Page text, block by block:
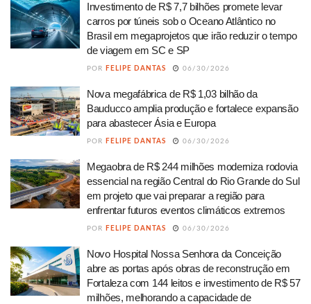
Investimento de R$ 7,7 bilhões promete levar
carros por túneis sob o Oceano Atlântico no
Brasil em megaprojetos que irão reduzir o tempo
de viagem em SC e SP
POR FELIPE DANTAS 06/30/2026
Nova megafábrica de R$ 1,03 bilhão da
Bauducco amplia produção e fortalece expansão
para abastecer Ásia e Europa
POR FELIPE DANTAS 06/30/2026
Megaobra de R$ 244 milhões moderniza rodovia
essencial na região Central do Rio Grande do Sul
em projeto que vai preparar a região para
enfrentar futuros eventos climáticos extremos
POR FELIPE DANTAS 06/30/2026
Novo Hospital Nossa Senhora da Conceição
abre as portas após obras de reconstrução em
Fortaleza com 144 leitos e investimento de R$ 57
milhões, melhorando a capacidade de